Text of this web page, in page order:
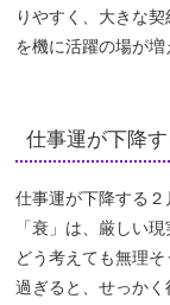
りやすく、大きな
を機に活躍の場が増
仕事運が下降
仕事運が下降する
「衰」は、厳しい
どう考えても無理
過ぎると、せっか